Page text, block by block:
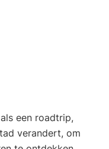
een roadtrip,
verandert, om